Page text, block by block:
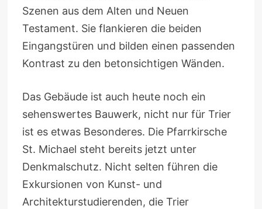
Szenen aus dem Alten und Neuen
Testament. Sie flankieren die beiden
Eingangstüren und bilden einen passenden
Kontrast zu den betonsichtigen Wänden.
Das Gebäude ist auch heute noch ein
sehenswertes Bauwerk, nicht nur für Trier
ist es etwas Besonderes. Die Pfarrkirsche
St. Michael steht bereits jetzt unter
Denkmalschutz. Nicht selten führen die
Exkursionen von Kunst- und
Architekturstudierenden, die Trier